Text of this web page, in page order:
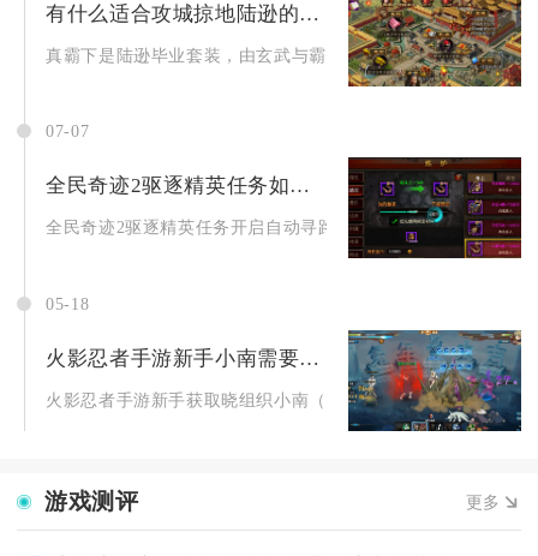
有什么适合攻城掠地陆逊的套装
真霸下是陆逊毕业套装，由玄武与霸下合成，核心价值是战法
07-07
全民奇迹2驱逐精英任务如何开启自动寻路
全民奇迹2驱逐精英任务开启自动寻路有两种稳定可用的操作路
05-18
火影忍者手游新手小南需要多少游戏币
火影忍者手游新手获取晓组织小南（A忍），纯金币保底约1.8
游戏测评 更多